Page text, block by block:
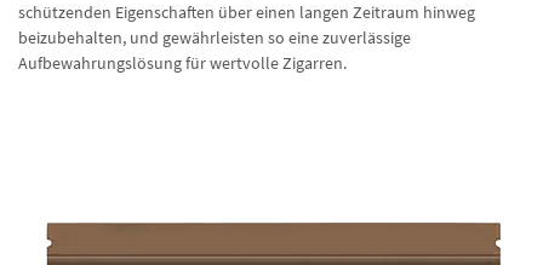
schützenden Eigenschaften über einen langen Zeitraum hinweg
beizubehalten, und gewährleisten so eine zuverlässige
Aufbewahrungslösung für wertvolle Zigarren.